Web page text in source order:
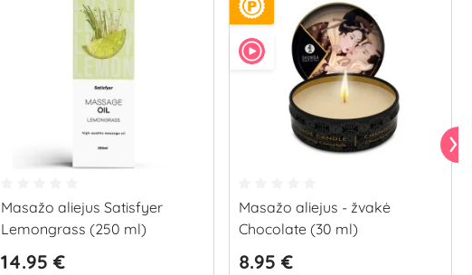
Masažo aliejus Satisfyer
Lemongrass (250 ml)
14.95 €
Masažo aliejus - žvakė
Chocolate (30 ml)
8.95 €